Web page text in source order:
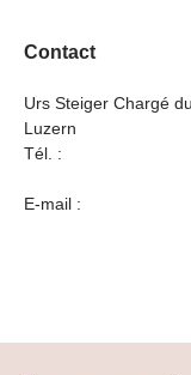
Contact
Urs Steiger Chargé
Luzern
Tél. :
E-mail :